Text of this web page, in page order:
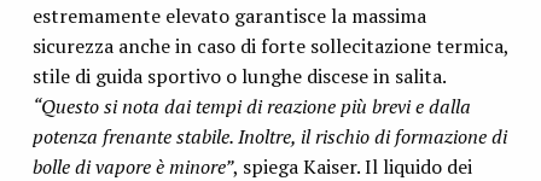
estremamente elevato garantisce la massima
sicurezza anche in caso di forte sollecitazione termica,
stile di guida sportivo o lunghe discese in salita.
“Questo si nota dai tempi di reazione più brevi e dalla
potenza frenante stabile. Inoltre, il rischio di formazione di
bolle di vapore è minore”, spiega Kaiser. Il liquido dei